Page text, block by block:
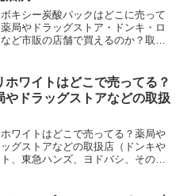
キシー炭酸パックはどこに売って
局やドラッグストア・ドンキ・ロ
ど市販の店舗で買えるのか？取扱
ホワイトはどこで売ってる？
やドラッグストアなどの取扱
ワイトはどこで売ってる？薬局や
ッグストアなどの取扱店（ドンキや
、東急ハンズ、ヨドバシ、その他